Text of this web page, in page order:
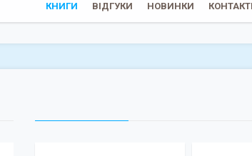
КНИГИ ВІДГУКИ НОВИНКИ